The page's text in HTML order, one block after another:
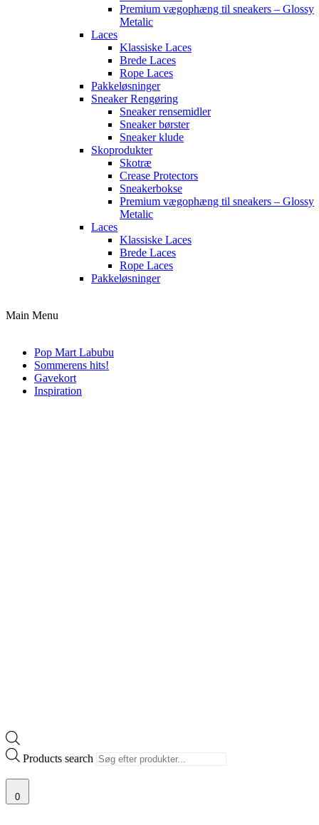
Premium vægophæng til sneakers – Glossy
Metalic
Laces
Klassiske Laces
Brede Laces
Rope Laces
Pakkeløsninger
Sneaker Rengøring
Sneaker rensemidler
Sneaker børster
Sneaker klude
Skoprodukter
Skotræ
Crease Protectors
Sneakerbokse
Premium vægophæng til sneakers – Glossy
Metalic
Laces
Klassiske Laces
Brede Laces
Rope Laces
Pakkeløsninger
Main Menu
Pop Mart Labubu
Sommerens hits!
Gavekort
Inspiration
Products search
0